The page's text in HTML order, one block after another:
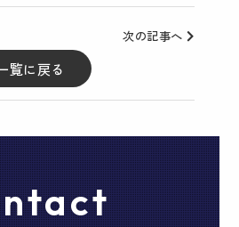
覧に戻る
次の記事へ